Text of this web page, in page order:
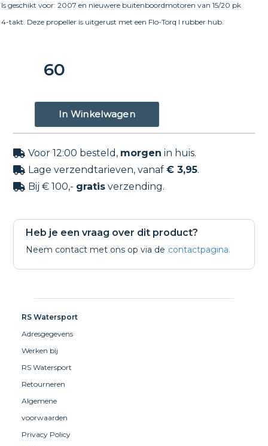
Is geschikt voor: 2007 en nieuwere buitenboordmotoren van 15/20 pk
4-takt. Deze propeller is uitgerust met een Flo-Torq I rubber hub.
60
 Voor 12:00 besteld, morgen in huis.
 Lage verzendtarieven, vanaf€ 3,95.
 Bij € 100,- gratis verzending.
Heb je een vraag over dit product?
Neem contact met ons op via de contactpagina.
RS Watersport
Adresgegevens
Werken bij
RS Watersport
Retourneren
Algemene
voorwaarden
Privacy Policy